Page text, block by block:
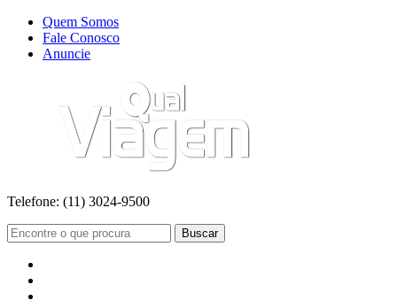
Quem Somos
Fale Conosco
Anuncie
Telefone: (11) 3024-9500
Buscar